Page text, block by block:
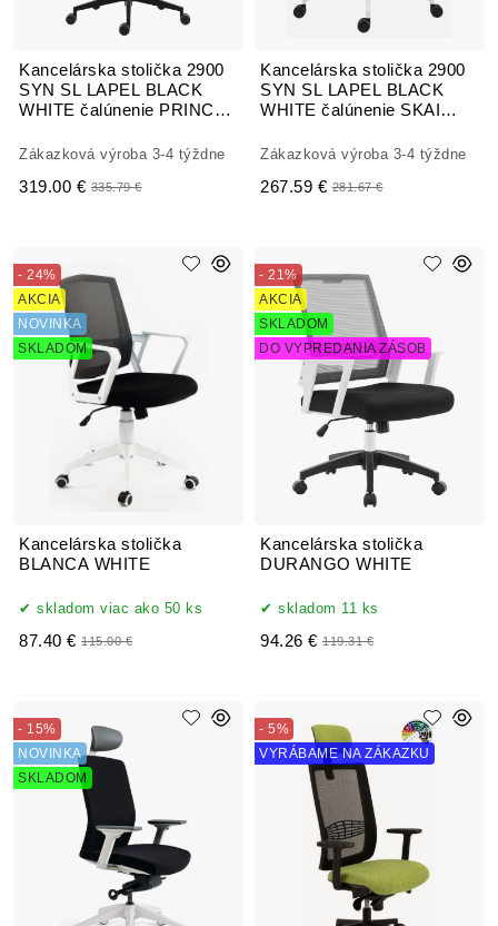
Kancelárska stolička 2900
SYN SL LAPEL BLACK
WHITE čalúnenie PRINCE
Zákazková výroba 3-4 týždne
319.00 € 335.79 €
Kancelárska stolička 2900
SYN SL LAPEL BLACK
WHITE čalúnenie SKAI
Zákazková výroba 3-4 týždne
267.59 € 281.67 €
Kancelárska stolička
BLANCA WHITE
- 24%
AKCIA
NOVINKA
SKLADOM
skladom viac ako 50 ks
87.40 € 115.00 €
Kancelárska stolička
DURANGO WHITE
- 21%
AKCIA
SKLADOM
DO VYPREDANIA ZÁSOB
skladom 11 ks
94.26 € 119.31 €
- 15%
NOVINKA
SKLADOM
- 5%
VYRÁBAME NA ZÁKAZKU